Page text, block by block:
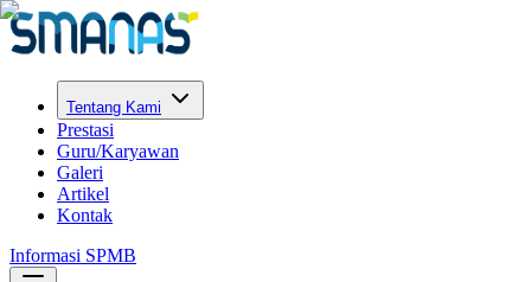
Tentang Kami
Prestasi
Guru/Karyawan
Galeri
Artikel
Kontak
Informasi SPMB